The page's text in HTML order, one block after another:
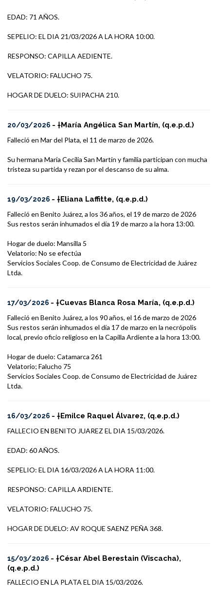
EDAD: 71 AÑOS.
SEPELIO: EL DIA 21/03/2026 A LA HORA 10:00.
RESPONSO: CAPILLA AEDIENTE.
VELATORIO: FALUCHO 75.
HOGAR DE DUELO: SUIPACHA 210.
20/03/2026 - †María Angélica San Martín, (q.e.p.d.)
Falleció en Mar del Plata, el 11 de marzo de 2026.
Su hermana María Cecilia San Martín y familia participan con mucha
tristeza su partida y rezan por el descanso de su alma.
19/03/2026 - †Eliana Laffitte, (q.e.p.d.)
Falleció en Benito Juárez, a los 36 años, el 19 de marzo de 2026
Sus restos serán inhumados el día 19 de marzo a la hora 13:00.
Hogar de duelo: Mansilla 5
Velatorio: No se efectúa
Servicios Sociales Coop. de Consumo de Electricidad de Juárez
Ltda.
17/03/2026 - †Cuevas Blanca Rosa María, (q.e.p.d.)
Falleció en Benito Juárez, a los 90 años, el 16 de marzo de 2026
Sus restos serán inhumados el día 17 de marzo en la necrópolis
local, previo oficio religioso en la Capilla Ardiente a la hora 13:00.
Hogar de duelo: Catamarca 261
Velatorio; Falucho 75
Servicios Sociales Coop. de Consumo de Electricidad de Juárez
Ltda.
16/03/2026 - †Emilce Raquel Álvarez, (q.e.p.d.)
FALLECIO EN BENITO JUAREZ EL DIA 15/03/2026.
EDAD: 60 AÑOS.
SEPELIO: EL DIA 16/03/2026 A LA HORA 11:00.
RESPONSO: CAPILLA ARDIENTE.
VELATORIO: FALUCHO 75.
HOGAR DE DUELO: AV ROQUE SAENZ PEÑA 368.
15/03/2026 - †César Abel Berestain (Viscacha),
(q.e.p.d.)
FALLECIO EN LA PLATA EL DIA 15/03/2026.